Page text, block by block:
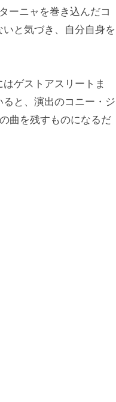
ーニャを巻き込んだコ
と気づき、自分自身を
ゲストアスリートま
と、演出のコニー・ジ
曲を残すものになるだ